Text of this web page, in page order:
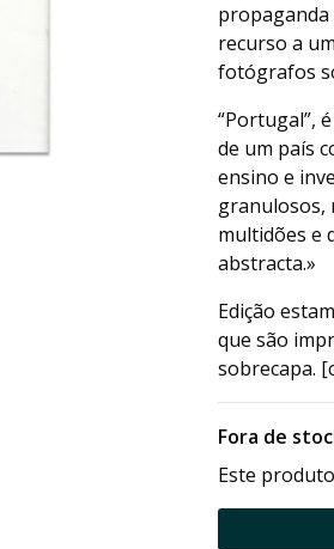
recurso a
fotógrafos
“Portugal”,
de um país
ensino e
granulosos,
multidões e
abstracta.»
Edição
que são
sobrecapa.
Fora de
Este